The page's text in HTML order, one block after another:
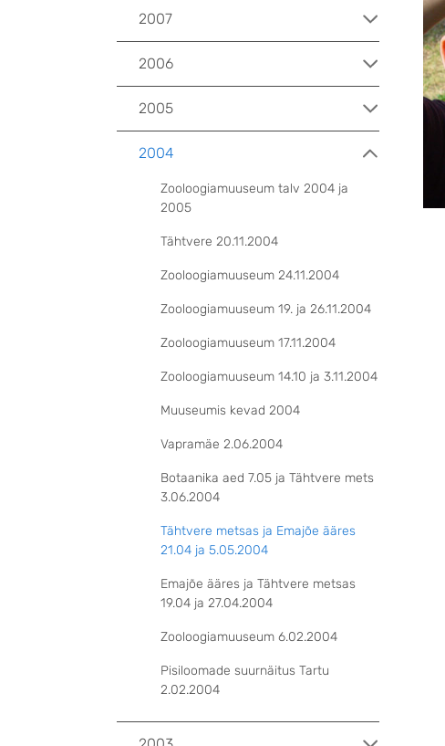
2007
2006
2005
2004
Zooloogiamuuseum talv 2004 ja
2005
Tähtvere 20.11.2004
Zooloogiamuuseum 24.11.2004
Zooloogiamuuseum 19. ja 26.11.2004
Zooloogiamuuseum 17.11.2004
Zooloogiamuuseum 14.10 ja 3.11.2004
Muuseumis kevad 2004
Vapramäe 2.06.2004
Botaanika aed 7.05 ja Tähtvere mets
3.06.2004
Tähtvere metsas ja Emajõe ääres
21.04 ja 5.05.2004
Emajõe ääres ja Tähtvere metsas
19.04 ja 27.04.2004
Zooloogiamuuseum 6.02.2004
Pisiloomade suurnäitus Tartu
2.02.2004